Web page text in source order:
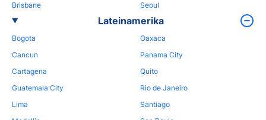
Brisbane
Seoul
Lateinamerika
Bogota
Cancun
Cartagena
Guatemala City
Lima
Oaxaca
Panama City
Quito
Rio de Janeiro
Santiago